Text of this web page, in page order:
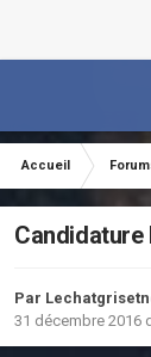
Accueil
Candidature
Par
31 décembre 2016